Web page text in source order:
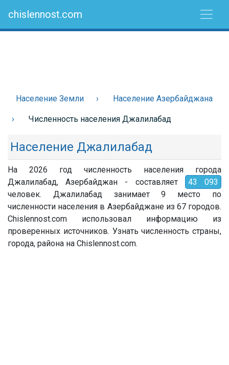
chislennost.com
Население Земли Население Азербайджана
Численность населения Джалилабад
Население Джалилабад
На 2026 год численность населения города
Джалилабад, Азербайджан - составляет
43 093
человек. Джалилабад занимает 9 место по
численности населения в Азербайджане из 67 городов.
Chislennost.com использовал информацию из
проверенных источников. Узнать численность страны,
города, района на Chislennost.com.